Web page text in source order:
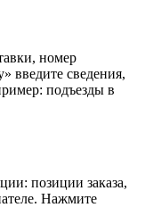
номер
введите сведения,
подъезды в
позиции заказа,
Нажмите